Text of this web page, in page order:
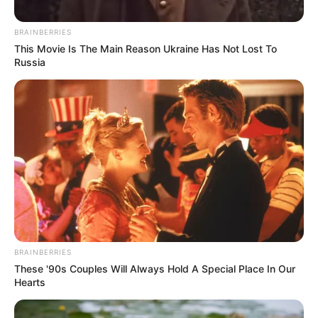
Foto de Presidencia
Presidente Duque en Cúcuta
Por:Olga Lucía Cotamo Salazar
Diciembre 5, 2020
BRAINBERRIES
This Movie Is The Main Reason Ukraine Has Not Lost To
Russia
BRAINBERRIES
These '90s Couples Will Always Hold A Special Place In Our
Hearts